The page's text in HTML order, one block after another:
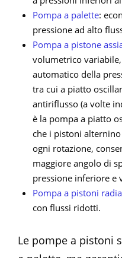
Pompa a palette:
pressione ad alto
Pompa a pistone
volumetrico
automatico della
tra cui a piatto
antiriflusso (a volte
è la pompa a piatto
che i pistoni
ogni rotazione,
maggiore angolo di
pressione inferiore e
Pompa a pistoni
con flussi ridotti.
Le pompe a pistoni